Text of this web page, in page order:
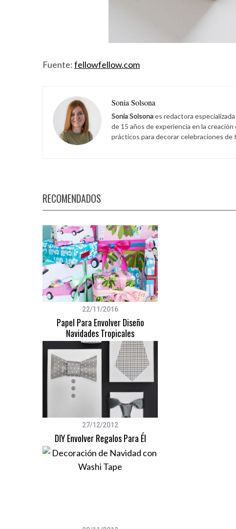
Fuente:fellowfellow.com
Sonia Solsona
Sonia Solsonaes redactora
de 15 años de experiencia en la
prácticos para decorar celebraciones de
RECOMENDADOS
22/11/2016
Papel Para Envolver Diseño
Navidades Tropicales
27/12/2012
DIY Envolver Regalos Para Él
S
e
a
r
c
h
f
o
r
: